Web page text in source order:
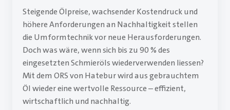
Steigende Ölpreise, wachsender Kostendruck und
höhere Anforderungen an Nachhaltigkeit stellen
die Umformtechnik vor neue Herausforderungen.
Doch was wäre, wenn sich bis zu 90 % des
eingesetzten Schmieröls wiederverwenden liessen?
Mit dem ORS von Hatebur wird aus gebrauchtem
Öl wieder eine wertvolle Ressource – effizient,
wirtschaftlich und nachhaltig.